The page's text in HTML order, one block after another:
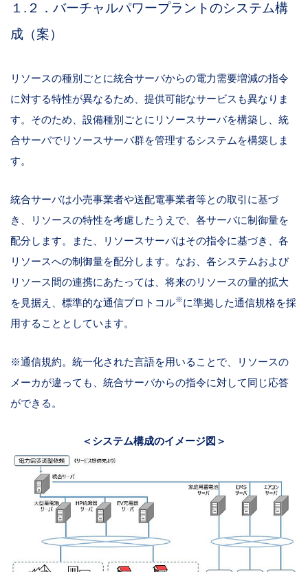
１.２．バーチャルパワープラントのシステム構
成（案）
リソースの種別ごとに統合サーバからの電力需要増減の指令
に対する特性が異なるため、提供可能なサービスも異なりま
す。そのため、設備種別ごとにリソースサーバを構築し、統
合サーバでリソースサーバ群を管理するシステムを構築しま
す。
統合サーバは小売事業者や送配電事業者等との取引に基づ
き、リソースの特性を考慮したうえで、各サーバに制御量を
配分します。また、リソースサーバはその指令に基づき、各
リソースへの制御量を配分します。なお、各システムおよび
リソース間の連携にあたっては、将来のリソースの量的拡大
を見据え、標準的な通信プロトコル※に準拠した通信規格を採
用することとしています。
※通信規約。統一化された言語を用いることで、リソースの
メーカが違っても、統合サーバからの指令に対して同じ応答
ができる。
＜システム構成のイメージ図＞